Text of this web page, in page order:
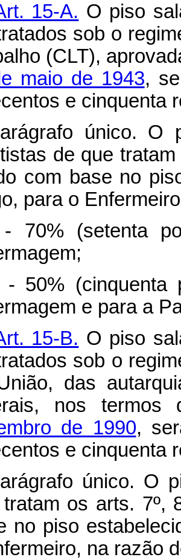
15-A. O piso
sob o
(CLT),
maio de 1943,
e cinquenta
único. O
de que
com base no
para o
70% (setenta
- 50% (cinquenta
e para a
15-B. O piso
sob o
das
nos
de 1990,
e cinquenta
único. O
os arts. 7º,
no piso
na razão